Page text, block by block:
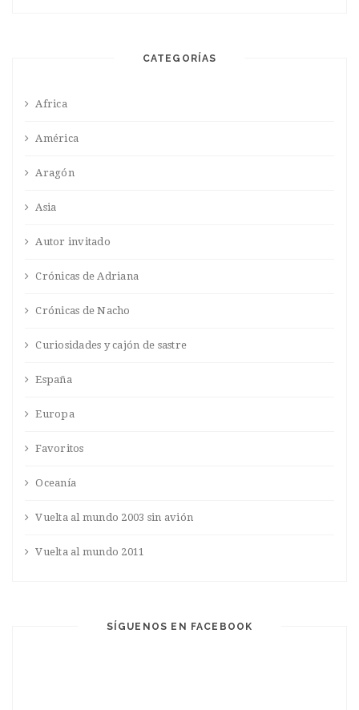
CATEGORÍAS
Africa
América
Aragón
Asia
Autor invitado
Crónicas de Adriana
Crónicas de Nacho
Curiosidades y cajón de sastre
España
Europa
Favoritos
Oceanía
Vuelta al mundo 2003 sin avión
Vuelta al mundo 2011
SÍGUENOS EN FACEBOOK